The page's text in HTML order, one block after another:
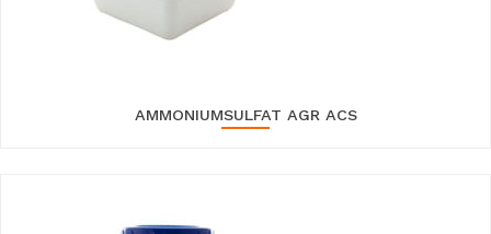
AMMONIUMSULFAT AGR ACS